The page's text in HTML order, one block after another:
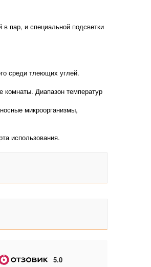
пар, и специальной подсветки
среди тлеющих углей.
комнаты. Диапазон температур
микроорганизмы,
использования.
5.0